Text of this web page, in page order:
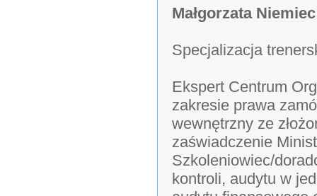
Małgorzata Niemiec
Specjalizacja
Ekspert Centrum
zakresie prawa
wewnętrzny ze
zaświadczenie
Szkoleniowiec/
kontroli, audytu w